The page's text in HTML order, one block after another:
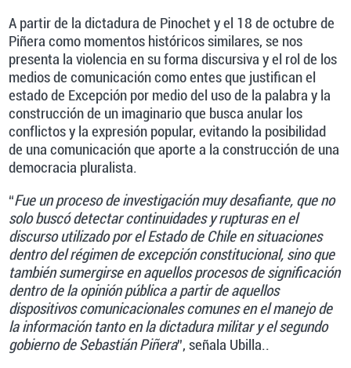
A partir de la dictadura de Pinochet y el 18 de octubre de
Piñera como momentos históricos similares, se nos
presenta la violencia en su forma discursiva y el rol de los
medios de comunicación como entes que justifican el
estado de Excepción por medio del uso de la palabra y la
construcción de un imaginario que busca anular los
conflictos y la expresión popular, evitando la posibilidad
de una comunicación que aporte a la construcción de una
democracia pluralista.
“Fue un proceso de investigación muy desafiante, que no
solo buscó detectar continuidades y rupturas en el
discurso utilizado por el Estado de Chile en situaciones
dentro del régimen de excepción constitucional, sino que
también sumergirse en aquellos procesos de significación
dentro de la opinión pública a partir de aquellos
dispositivos comunicacionales comunes en el manejo de
la información tanto en la dictadura militar y el segundo
gobierno de Sebastián Piñera”, señala Ubilla..